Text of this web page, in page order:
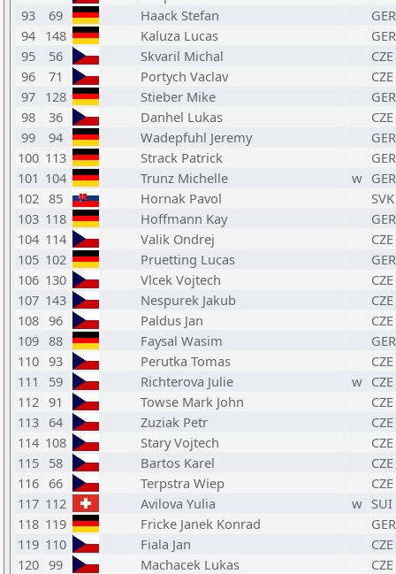
93
69 Haack Stefan
GER
94 148 Kaluza Lucas
GER
95
56 Skvaril Michal
CZE
96
71 Portych Vaclav
CZE
97 128 Stieber Mike
GER
98
36 Danhel Lukas
CZE
99
94 Wadepfuhl Jeremy
GER
100 113 Strack Patrick
GER
101 104 Trunz Michelle w GER
102 85 Hornak Pavol
SVK
103 118 Hoffmann Kay
GER
104 114 Valik Ondrej
CZE
105 102 Pruetting Lucas
GER
106 130 Vlcek Vojtech
CZE
107 143 Nespurek Jakub
CZE
108 96 Paldus Jan
CZE
109 88 Faysal Wasim
GER
110 93 Perutka Tomas
CZE
111
59 Richterova Julie w CZE
112 91 Towse Mark John
CZE
113 64 Zuziak Petr
CZE
114 108 Stary Vojtech
CZE
115 58 Bartos Karel
CZE
116 66 Terpstra Wiep
CZE
117 112 Avilova Yulia w SUI
118 119 Fricke Janek Konrad
GER
119 110 Fiala Jan
CZE
120 99 Machacek Lukas
CZE